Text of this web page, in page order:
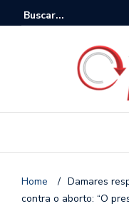
Home / Damares
contra o aborto: “O